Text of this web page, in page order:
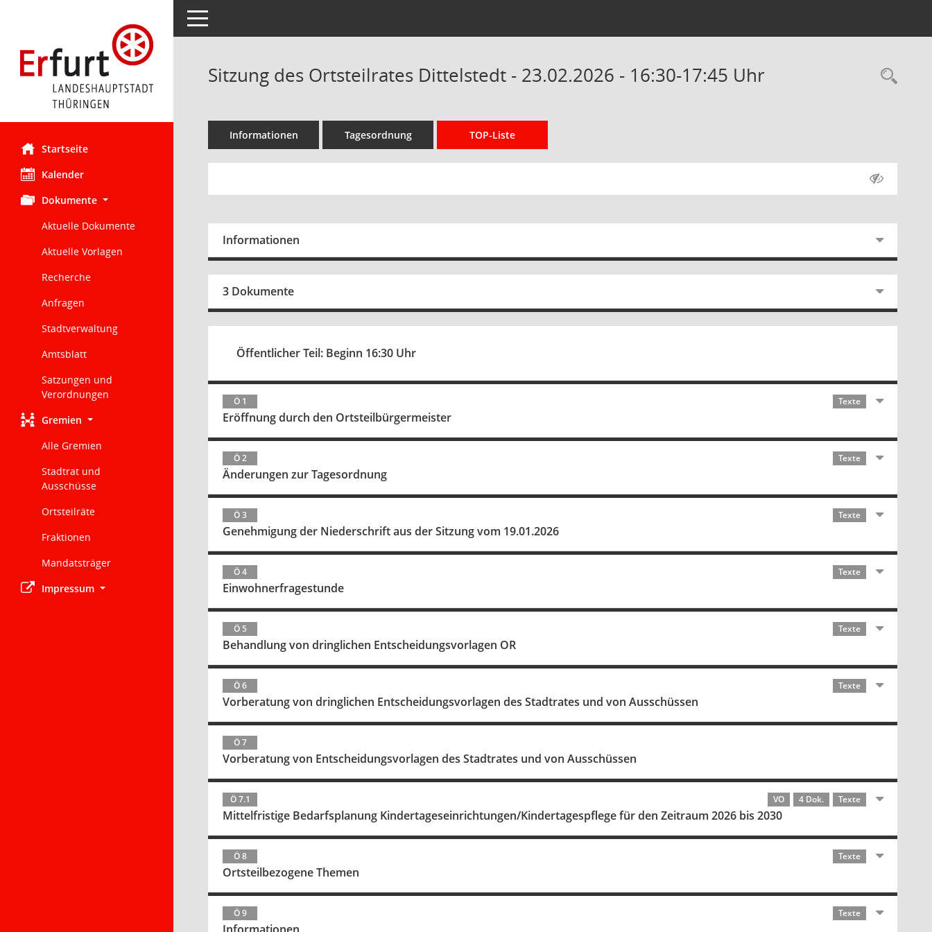
Startseite
Kalender
Dokumente
Aktuelle Dokumente
Aktuelle Vorlagen
Recherche
Anfragen
Stadtverwaltung
Amtsblatt
Satzungen und
Verordnungen
Gremien
Alle Gremien
Stadtrat und
Ausschüsse
Ortsteilräte
Fraktionen
Mandatsträger
Impressum
Toggle navigation
Sitzung des Ortsteilrates Dittelstedt - 23.02.2026 - 16:30-17:45 Uhr
Informationen Tagesordnung TOP-Liste
Informationen
3 Dokumente
Öffentlicher Teil: Beginn 16:30 Uhr
Ö 1 Texte
Eröffnung durch den Ortsteilbürgermeister
Ö 2 Texte
Änderungen zur Tagesordnung
Ö 3 Texte
Genehmigung der Niederschrift aus der Sitzung vom 19.01.2026
Ö 4 Texte
Einwohnerfragestunde
Ö 5 Texte
Behandlung von dringlichen Entscheidungsvorlagen OR
Ö 6 Texte
Vorberatung von dringlichen Entscheidungsvorlagen des Stadtrates und von Ausschüssen
Ö 7
Vorberatung von Entscheidungsvorlagen des Stadtrates und von Ausschüssen
Ö 7.1 VO 4 Dok. Texte
Mittelfristige Bedarfsplanung Kindertageseinrichtungen/Kindertagespflege für den Zeitraum 2026 bis 2030
Ö 8 Texte
Ortsteilbezogene Themen
Ö 9 Texte